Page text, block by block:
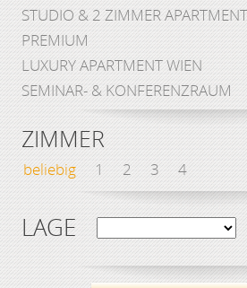
STUDIO & 2 ZIMMER
PREMIUM
LUXURY APARTMENT WIEN
SEMINAR- & KONFERENZRAUM
ZIMMER
beliebig 1 2 3 4
LAGE